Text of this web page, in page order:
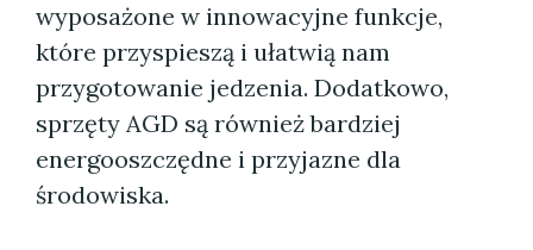
wyposażone w innowacyjne funkcje,
które przyspieszą i ułatwią nam
przygotowanie jedzenia. Dodatkowo,
sprzęty AGD są również bardziej
energooszczędne i przyjazne dla
środowiska.